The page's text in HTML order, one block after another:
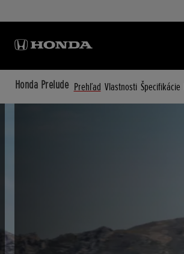
Honda Prelude Prehľad Vlastnosti Špecifikácie